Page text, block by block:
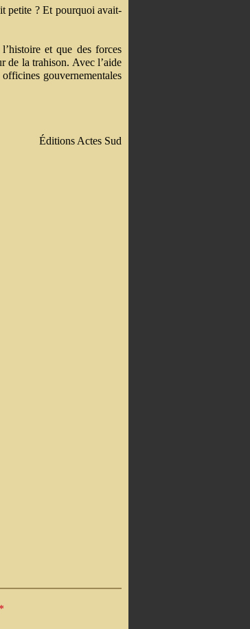
petite ? Et pourquoi avait-
et que des forces
de la trahison. Avec l’aide
gouvernementales
Éditions Actes Sud